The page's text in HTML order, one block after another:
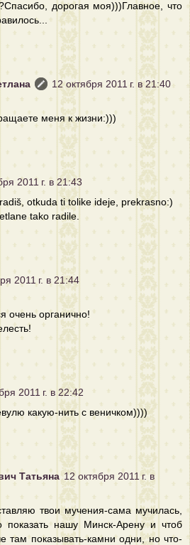
дорогая моя)))Главное, что
12 октября 2011 г. в 21:40
меня к жизни:)))
2011 г. в 21:43
otkuda ti tolike ideje, prekrasno:)
tako radile.
2011 г. в 21:44
очень органично!
2011 г. в 22:42
какую-нить с веничком))))
Татьяна 12 октября 2011 г. в
твои мучения-сама мучилась,
показать нашу Минск-Арену и чтоб
там показывать-камни одни, но что-